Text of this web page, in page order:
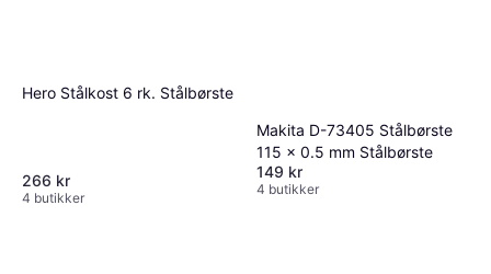
Hero Stålkost 6 rk. Stålbørste
266 kr
4 butikker
Makita D-73405 Stålbørste
115 x 0.5 mm Stålbørste
149 kr
4 butikker